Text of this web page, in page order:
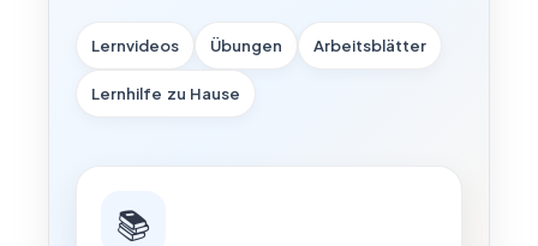
Lernvideos Übungen Arbeitsblätter
Lernhilfe zu Hause
📚